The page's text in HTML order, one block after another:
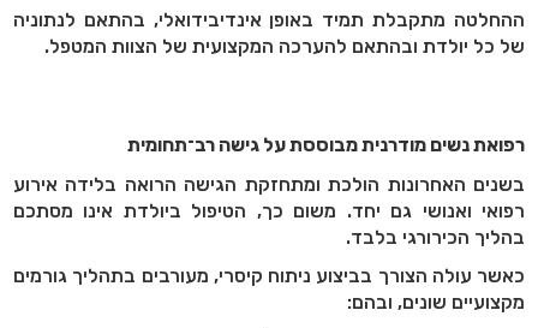
ההחלטה מתקבלת תמיד באופן אינדיבידואלי, בהתאם לנתוניה
של כל יולדת ובהתאם להערכה המקצועית של הצוות המטפל.
רפואת נשים מודרנית מבוססת על גישה רב־תחומית
בשנים האחרונות הולכת ומתחזקת הגישה הרואה בלידה אירוע
רפואי ואנושי גם יחד. משום כך, הטיפול ביולדת אינו מסתכם
בהליך הכירורגי בלבד.
כאשר עולה הצורך בביצוע ניתוח קיסרי, מעורבים בתהליך גורמים
מקצועיים שונים, ובהם: